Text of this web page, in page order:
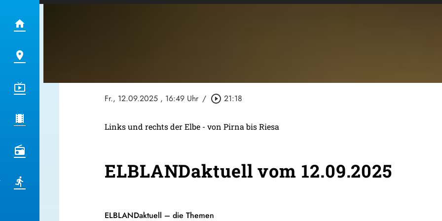
Fr., 12.09.2025 , 16:49 Uhr / play_circle_outline 21:18
Links und rechts der Elbe - von Pirna bis Riesa
ELBLANDaktuell vom 12.09.2025
ELBLANDaktuell – die Themen